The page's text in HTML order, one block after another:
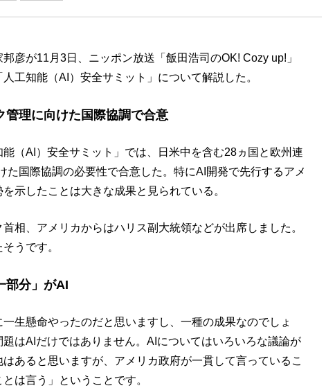
彦が11月3日、ニッポン放送「飯田浩司のOK! Cozy up!」
工知能（AI）安全サミット」について解説した。
管理に向けた国際協調で合意
（AI）安全サミット」では、日米中を含む28ヵ国と欧州連
た国際協調の必要性で合意した。特にAI開発で先行するアメ
示したことは大きな成果と見られている。
相、アメリカからはハリス副大統領などが出席しました。
うです。
部分」がAI
生懸命やったのだと思いますし、一種の成果なのでしょ
はAIだけではありません。AIについてはいろいろな議論が
あると思いますが、アメリカ政府が一貫して言っているこ
は言う」ということです。